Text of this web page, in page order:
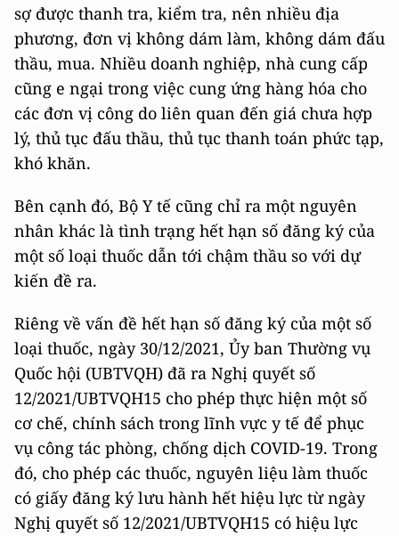
sợ được thanh tra, kiểm tra, nên nhiều địa
phương, đơn vị không dám làm, không dám đấu
thầu, mua. Nhiều doanh nghiệp, nhà cung cấp
cũng e ngại trong việc cung ứng hàng hóa cho
các đơn vị công do liên quan đến giá chưa hợp
lý, thủ tục đấu thầu, thủ tục thanh toán phức tạp,
khó khăn.
Bên cạnh đó, Bộ Y tế cũng chỉ ra một nguyên
nhân khác là tình trạng hết hạn số đăng ký của
một số loại thuốc dẫn tới chậm thầu so với dự
kiến đề ra.
Riêng về vấn đề hết hạn số đăng ký của một số
loại thuốc, ngày 30/12/2021, Ủy ban Thường vụ
Quốc hội (UBTVQH) đã ra Nghị quyết số
12/2021/UBTVQH15 cho phép thực hiện một số
cơ chế, chính sách trong lĩnh vực y tế để phục
vụ công tác phòng, chống dịch COVID-19. Trong
đó, cho phép các thuốc, nguyên liệu làm thuốc
có giấy đăng ký lưu hành hết hiệu lực từ ngày
Nghị quyết số 12/2021/UBTVQH15 có hiệu lực